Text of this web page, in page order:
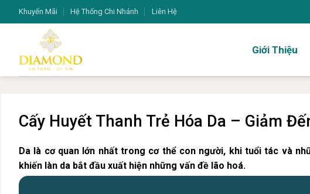
qua
Khuyến Mãi Hệ Thống Chi Nhánh Liên Hệ
Giới Thiệu
Cấy Huyết Thanh Trẻ Hóa Da – Giảm
Da là cơ quan lớn nhất trong cơ thể con người, khi tuổi tác và
khiến làn da bắt đầu xuất hiện những vấn đề lão hoá.